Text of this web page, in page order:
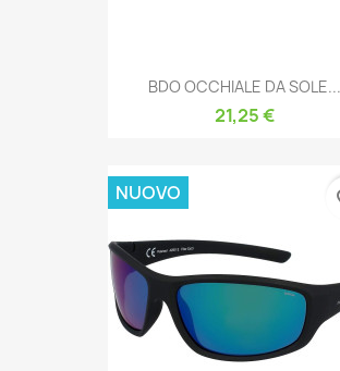
BDO OCCHIALE DA SOLE...
21,25 €
NUOVO